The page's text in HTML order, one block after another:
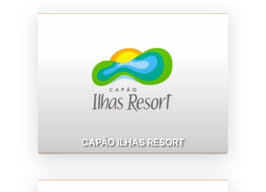
CAPÃO ILHAS RESORT